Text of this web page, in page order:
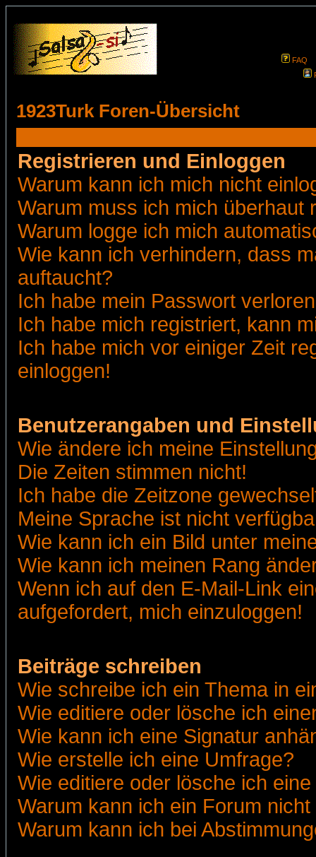
FAQ
1923Turk Foren-Übersicht
Registrieren und Einloggen
Warum kann ich mich nicht
Warum muss ich mich überhaut
Warum logge ich mich
Wie kann ich verhindern, dass
auftaucht?
Ich habe mein Passwort
Ich habe mich registriert, kann
Ich habe mich vor einiger Zeit
einloggen!
Benutzerangaben und
Wie ändere ich meine
Die Zeiten stimmen nicht!
Ich habe die Zeitzone
Meine Sprache ist nicht
Wie kann ich ein Bild unter
Wie kann ich meinen Rang
Wenn ich auf den E-Mail-Link
aufgefordert, mich einzuloggen!
Beiträge schreiben
Wie schreibe ich ein Thema in
Wie editiere oder lösche ich
Wie kann ich eine Signatur
Wie erstelle ich eine Umfrage?
Wie editiere oder lösche ich
Warum kann ich ein Forum
Warum kann ich bei